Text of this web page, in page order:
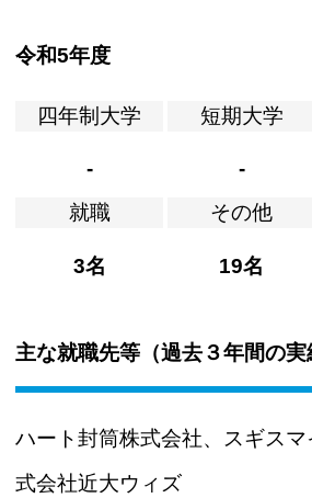
令和5年度
四年制大学
-
短期大学
-
就職
3名
その他
19名
主な就職先等（過去３年間の実
ハート封筒株式会社、スギス
式会社近大ウィズ